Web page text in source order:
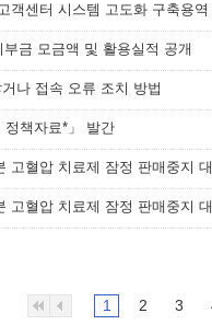
객센터 시스템 고도화 구축용역
금 모금액 및 활용실적 공개
나 접속 오류 조치 방법
정책자료*」 발간
1 2 3